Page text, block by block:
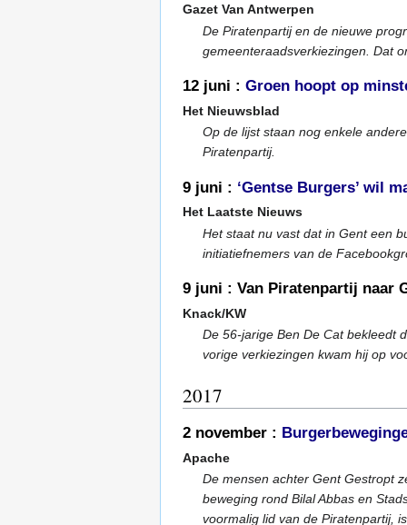
Gazet Van Antwerpen
De Piratenpartij en de nieuwe
gemeenteraadsverkiezingen. Dat
12 juni : Groen hoopt op
Het Nieuwsblad
Op de lijst staan nog enkele
Piratenpartij.
9 juni : ‘Gentse Burgers’ wil
Het Laatste Nieuws
Het staat nu vast dat in Gent een
initiatiefnemers van de
9 juni : Van Piratenpartij naar
Knack/KW
De 56-jarige Ben De Cat bekleedt
vorige verkiezingen kwam hij op
2017
2 november :
Apache
De mensen achter Gent Gestropt
beweging rond Bilal Abbas en
voormalig lid van de Piratenpartij,